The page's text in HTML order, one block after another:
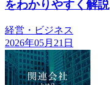
をわかりやすく解説
経営・ビジネス
2026年05月21日